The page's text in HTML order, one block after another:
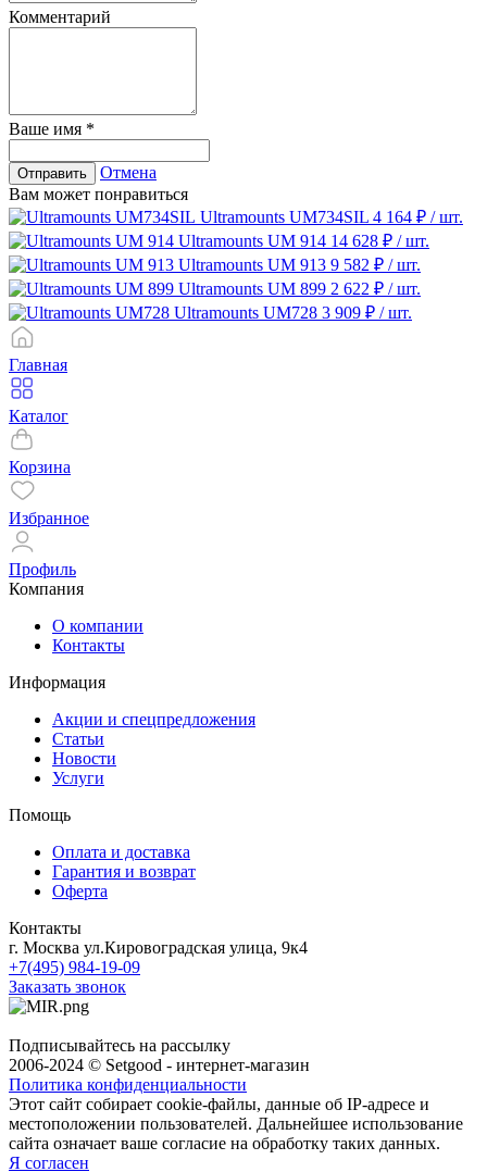
Комментарий
Ваше имя *
Отправить
Отмена
Вам может понравиться
Ultramounts UM734SIL 4 164 ₽ / шт.
Ultramounts UM 914 14 628 ₽ / шт.
Ultramounts UM 913 9 582 ₽ / шт.
Ultramounts UM 899 2 622 ₽ / шт.
Ultramounts UM728 3 909 ₽ / шт.
Главная
Каталог
Корзина
Избранное
Профиль
Компания
О компании
Контакты
Информация
Акции и спецпредложения
Статьи
Новости
Услуги
Помощь
Оплата и доставка
Гарантия и возврат
Оферта
Контакты
г. Москва ул.Кировоградская улица, 9к4
+7(495) 984-19-09
Заказать звонок
Подписывайтесь на рассылку
2006-2024 © Setgood - интернет-магазин
Политика конфиденциальности
Этот сайт собирает cookie-файлы, данные об IP-адресе и
местоположении пользователей. Дальнейшее использование
сайта означает ваше согласие на обработку таких данных.
Я согласен